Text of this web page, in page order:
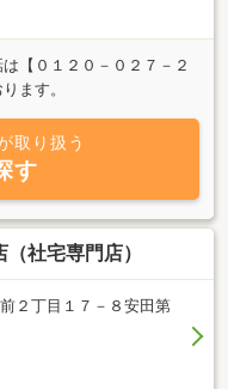
０１２０－０２７－２
ます。
取り扱う
す
社宅専門店）
２丁目１７－８安田第